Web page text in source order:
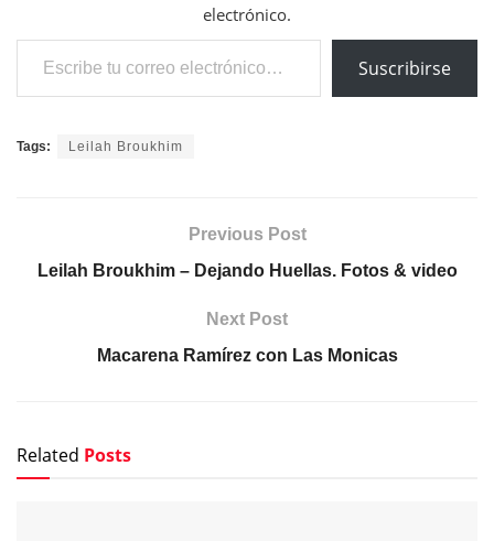
electrónico.
Escribe tu correo electrónico…
Suscribirse
Tags: Leilah Broukhim
Previous Post
Leilah Broukhim – Dejando Huellas. Fotos & video
Next Post
Macarena Ramírez con Las Monicas
Related Posts